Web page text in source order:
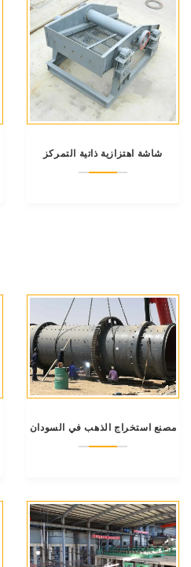
شاشة اهتزازية ذاتية التمركز
مصنع استخراج الذهب في السودان